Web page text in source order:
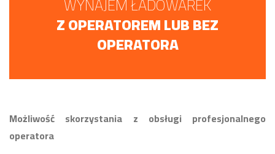
Z OPERATOREM LUB BEZ
OPERATORA
Możliwość skorzystania z obsługi profesjonalnego
operatora